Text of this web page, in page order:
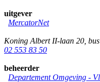
uitgever
MercatorNet
Koning Albert II-laan 20,
02 553 83 50
beheerder
Departement Omgeving -